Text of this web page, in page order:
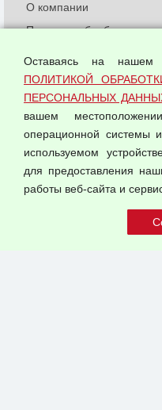
© 2026 ООО "Феникс"
О компании
Политика обработки и
Согласием на обработку
Оферта оптовой купли-
Публичная оферта
Оставаясь на нашем
ПОЛИТИКОЙ
ПЕРСОНАЛЬНЫХ
вашем
операционной системы
используемом
для предоставления
работы веб-сайта и